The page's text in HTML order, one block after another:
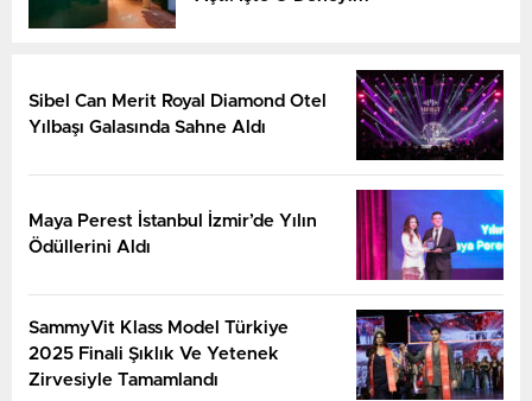
Sibel Can Merit Royal Diamond Otel
Yılbaşı Galasında Sahne Aldı
Maya Perest İstanbul İzmir’de Yılın
Ödüllerini Aldı
SammyVit Klass Model Türkiye
2025 Finali Şıklık Ve Yetenek
Zirvesiyle Tamamlandı